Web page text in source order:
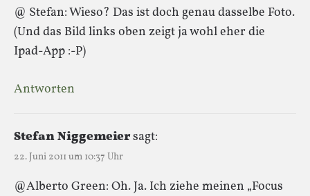
@ Stefan: Wieso? Das ist doch genau dasselbe Foto.
(Und das Bild links oben zeigt ja wohl eher die
Ipad-App :-P)
Antworten
Stefan Niggemeiersagt:
22. Juni 2011 um 10:37 Uhr
@Alberto Green: Oh. Ja. Ich ziehe meinen „Focus